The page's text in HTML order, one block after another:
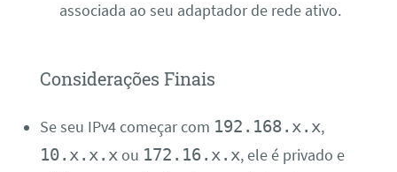
associada ao seu adaptador de rede ativo.
Considerações Finais
Se seu IPv4 começar com 192.168.x.x,
10.x.x.xou 172.16.x.x, ele é privado e